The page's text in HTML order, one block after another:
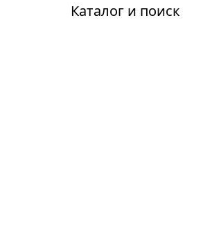
Каталог и поиск